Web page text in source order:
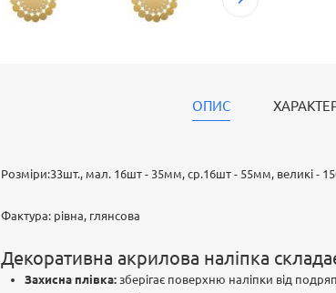
ОПИС
Розміри:33шт., мал. 16шт - 35мм, ср.16шт - 55мм, великі -
Фактура: рівна, глянсова
Декоративна акрилова наліпка
Захисна плівка: зберігає поверхню наліпки від